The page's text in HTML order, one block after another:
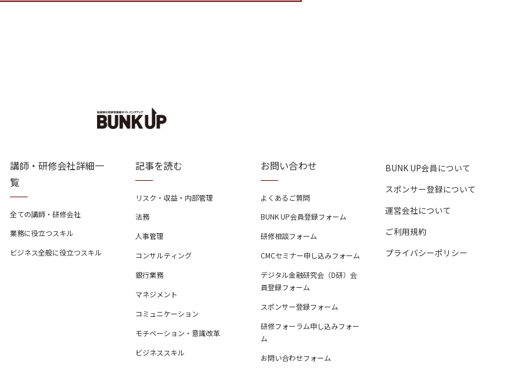
講師・研修会社詳細一
覧
全ての講師・研修会社
業務に役立つスキル
ビジネス全般に役立つスキル
記事を読む
リスク・収益・内部管理
法務
人事管理
コンサルティング
銀行業務
マネジメント
コミュニケーション
モチベーション・意識改革
ビジネススキル
お問い合わせ
よくあるご質問
BUNK UP会員登録フォーム
研修相談フォーム
CMCセミナー申し込みフォーム
デジタル金融研究会（D研）会
員登録フォーム
スポンサー登録フォーム
研修フォーラム申し込みフォー
ム
お問い合わせフォーム
BUNK UP会員について
スポンサー登録について
運営会社について
ご利用規約
プライバシーポリシー